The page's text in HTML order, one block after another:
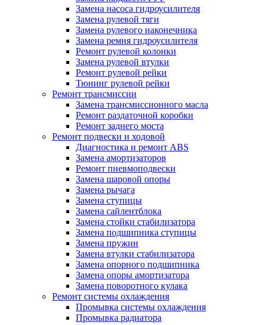
Замена насоса гидроусилителя
Замена рулевой тяги
Замена рулевого наконечника
Замена ремня гидроусилителя
Ремонт рулевой колонки
Замена рулевой втулки
Ремонт рулевой рейки
Тюнинг рулевой рейки
Ремонт трансмиссии
Замена трансмиссионного масла
Ремонт раздаточной коробки
Ремонт заднего моста
Ремонт подвески и ходовой
Диагностика и ремонт ABS
Замена амортизаторов
Ремонт пневмоподвески
Замена шаровой опоры
Замена рычага
Замена ступицы
Замена сайлентблока
Замена стойки стабилизатора
Замена подшипника ступицы
Замена пружин
Замена втулки стабилизатора
Замена опорного подшипника
Замена опоры амортизатора
Замена поворотного кулака
Ремонт системы охлаждения
Промывка системы охлаждения
Промывка радиатора